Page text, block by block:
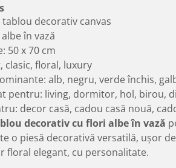
decorativ canvas
în vază
50 x 70 cm
clasic, floral, luxury
alb, negru, verde închis,
pentru: living, dormitor, hol, birou,
decor casă, cadou casă nouă,
decorativ cu flori albe în vază
o piesă decorativă versatilă, ușor
floral elegant, cu personalitate.